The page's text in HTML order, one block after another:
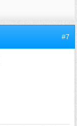
#7